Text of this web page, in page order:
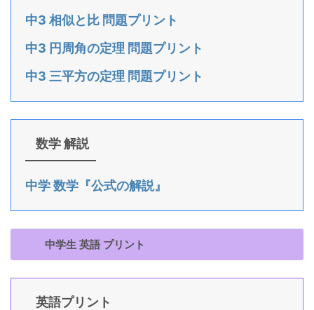
中3 相似と比 問題プリント
中3 円周角の定理 問題プリント
中3 三平方の定理 問題プリント
数学 解説
中学 数学『公式の解説』
中学生 英語 プリント
英語プリント